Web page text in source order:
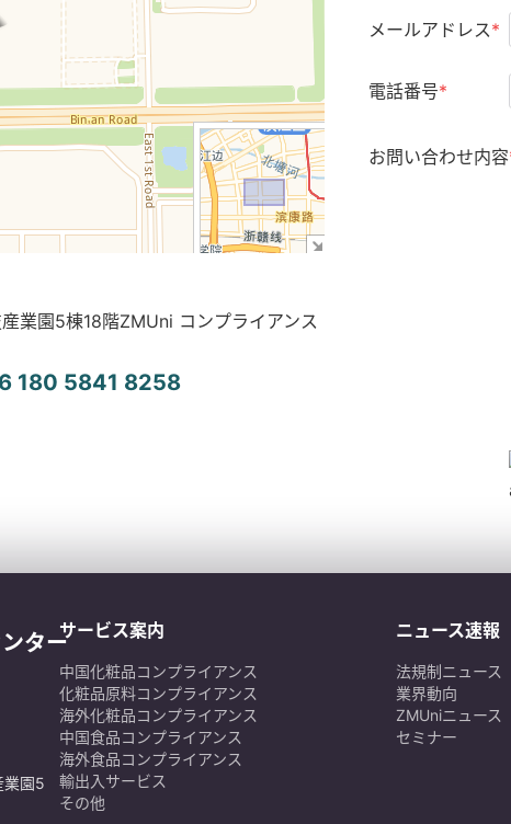
業園5棟18階ZMUni コンプライアンス
180 5841 8258
メールアドレス*
電話番号*
お問い合わせ内容
ター
業園5
サービス案内
中国化粧品コンプライアンス
化粧品原料コンプライアンス
海外化粧品コンプライアンス
中国食品コンプライアンス
海外食品コンプライアンス
輸出入サービス
その他
ニュース速報
法規制ニュース
業界動向
ZMUniニュース
セミナー